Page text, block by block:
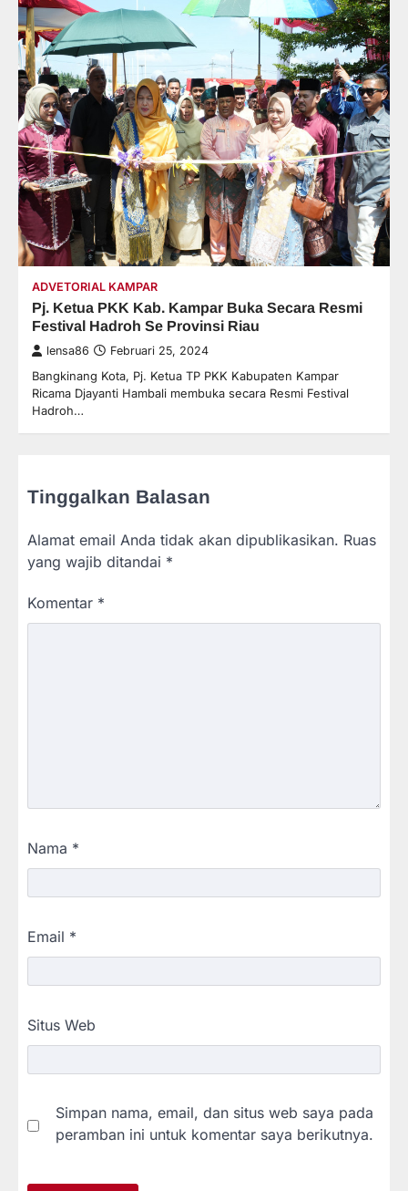
ADVETORIAL KAMPAR
Pj. Ketua PKK Kab. Kampar Buka Secara Resmi
Festival Hadroh Se Provinsi Riau
lensa86 Februari 25, 2024
Bangkinang Kota, Pj. Ketua TP PKK Kabupaten Kampar
Ricama Djayanti Hambali membuka secara Resmi Festival
Hadroh…
Tinggalkan Balasan
Alamat email Anda tidak akan dipublikasikan. Ruas
yang wajib ditandai *
Komentar *
Nama *
Email *
Situs Web
Simpan nama, email, dan situs web saya pada
peramban ini untuk komentar saya berikutnya.